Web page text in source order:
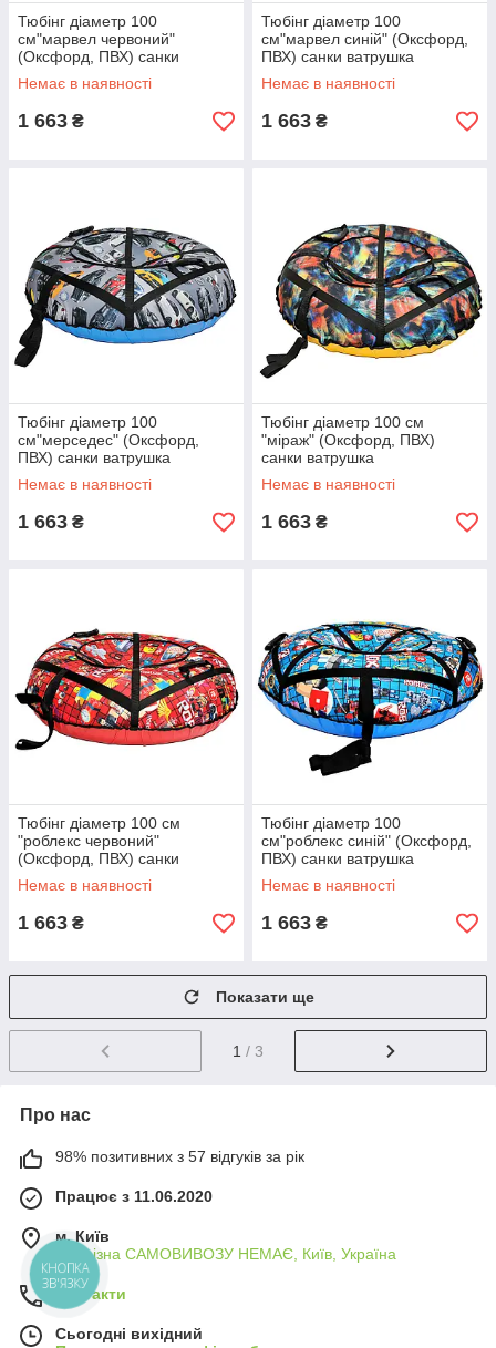
Тюбінг діаметр 100
см"марвел червоний"
(Оксфорд, ПВХ) санки
ватрушка
Немає в наявності
1 663 ₴
Тюбінг діаметр 100
см"марвел синій" (Оксфорд,
ПВХ) санки ватрушка
Немає в наявності
1 663 ₴
Тюбінг діаметр 100
см"мерседес" (Оксфорд,
ПВХ) санки ватрушка
Немає в наявності
1 663 ₴
Тюбінг діаметр 100 см
"міраж" (Оксфорд, ПВХ)
санки ватрушка
Немає в наявності
1 663 ₴
Тюбінг діаметр 100 см
"роблекс червоний"
(Оксфорд, ПВХ) санки
ватрушка
Немає в наявності
1 663 ₴
Тюбінг діаметр 100
см"роблекс синій" (Оксфорд,
ПВХ) санки ватрушка
Немає в наявності
1 663 ₴
Показати ще
1 / 3
Про нас
98% позитивних з 57 відгуків за рік
Працює з 11.06.2020
м. Київ
Прорізна САМОВИВОЗУ НЕМАЄ, Київ, Україна
Контакти
Сьогодні вихідний
КНОПКА
ЗВ'ЯЗКУ